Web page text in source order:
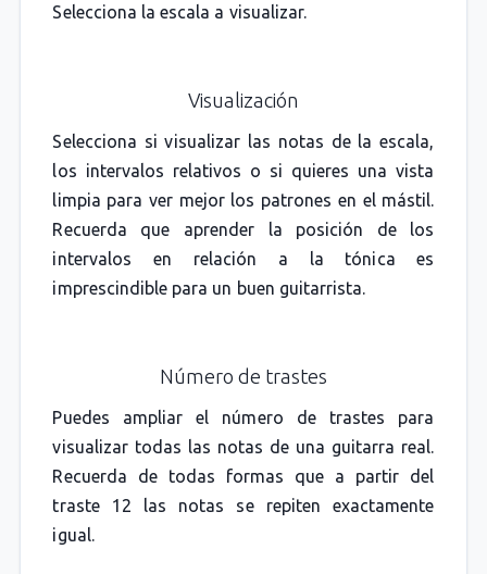
Selecciona la escala a visualizar.
Visualización
Selecciona si visualizar las notas de la escala,
los intervalos relativos o si quieres una vista
limpia para ver mejor los patrones en el mástil.
Recuerda que aprender la posición de los
intervalos en relación a la tónica es
imprescindible para un buen guitarrista.
Número de trastes
Puedes ampliar el número de trastes para
visualizar todas las notas de una guitarra real.
Recuerda de todas formas que a partir del
traste 12 las notas se repiten exactamente
igual.